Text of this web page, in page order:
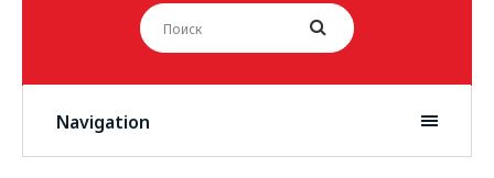
Navigation